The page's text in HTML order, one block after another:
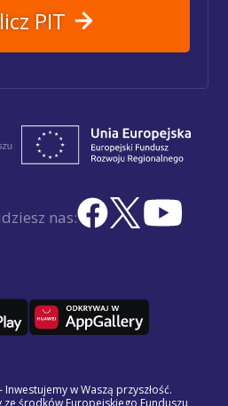
PIT
nas:
w Waszą przyszłość.
ze środków Europejskiego Funduszu